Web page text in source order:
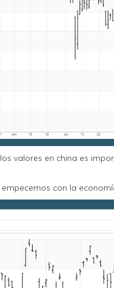
valores en china es
con la